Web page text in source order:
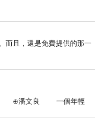
而且，還是免費提供的那一
個年輕